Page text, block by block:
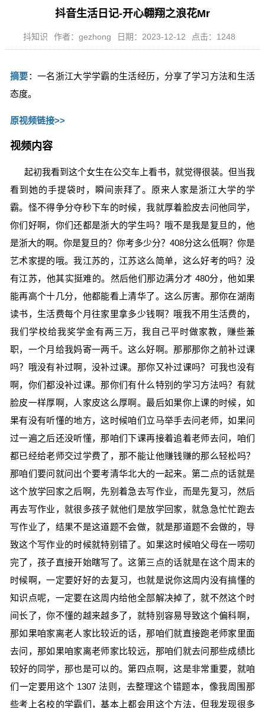
抖音生活日记-开心翱翔之浪花Mr
抖知识 作者：gezhong 日期：2023-12-12 点击：1248
摘要：一名浙江大学学霸的生活经历，分享了学习方法和生活
态度。
原视频链接>>
视频内容
起初我看到这个女生在公交车上看书，就觉得很装。但当我
看到她的手提袋时，瞬间崇拜了。原来人家是浙江大学的学
霸。怪不得争分夺秒下车的时候，我就厚着脸皮去问他同学，
你们好啊，你们还都是浙大的学生吗？哦不是我是复旦的，他
是浙大的啊。你是复旦的？你考多少分？408分这么低啊？你是
艺术家提的哦。我江苏的，江苏这么简单，这么好考的吗？没
有江苏，他其实挺难的。然后他们那边满分才 480分，他如果
能再高个十几分，他都能看上清华了。这么厉害。那你在湖南
读书，生活费每个月往家里拿多少钱啊？哦我不用生活费的，
我们学校给我奖学金有两三万，我自己平时做家教，赚些兼
职，一个月给我妈寄一两千。这么好啊。那那那你之前补过课
吗？哦没有补过啊，没补过课。那你又补过课吗？可我也没有
啊，你们都没补过课。那你们有什么特别的学习方法吗？有就
脸皮一样厚啊，人家皮这么厚啊。最后如果你上课的时候，如
果有没有听懂的地方，这时候咱们立马举手去问老师，如果问
过一遍之后还没听懂，那咱们下课再接着追着老师去问，咱们
都已经给老师交过学费了，那不能让他赚钱赚的那么轻松吗？
那咱们要问就问出个要考清华北大的一起来。第二点的话就是
这个放学回家之后啊，先别着急去写作业，而是先复习，然后
再去写作业，就很多孩子就他们是放学回家，就急急忙忙跑去
写作业了，结果不是这道题不会做，就是那道题不会做的，导
致这个写作业的时候就特别错了。如果这时候咱父母在一唠叨
完了，孩子直接开始瞎写了。这第三点的话就是在这个周末的
时候啊，一定要好好的去复习，也就是说你这周内没有搞懂的
知识点呢，一定要在这周内给他全部解决掉了，就不然这个时
间长了，你不懂的越来越多了，就特别容易导致这个偏科啊，
那如果咱家离老人家比较近的话，那咱们就直接跑老师家里面
去问，那如果咱家离老师家比较远，那咱们就去问那些成绩比
较好的同学，那也是可以的。第四点啊，这是非常重要，就咱
们一定要用这个 1307 法则，去整理这个错题本，像我周围那
些考上名校的学霸们，基本上都会用这个方法，但我发现很多